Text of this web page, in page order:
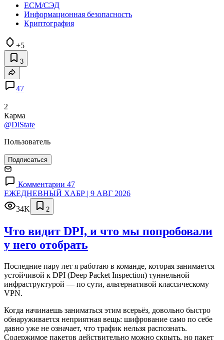
ECM/СЭД
Информационная безопасность
Криптография
+5
3
47
2
Карма
@DiState
Пользователь
Подписаться
Комментарии 47
ЕЖЕДНЕВНЫЙ ХАБР | 9 АВГ 2026
34K
2
Что видит DPI, и что мы попробовали
у него отобрать
Последние пару лет я работаю в команде, которая занимается
устойчивой к DPI (Deep Packet Inspection) туннельной
инфраструктурой — по сути, альтернативой классическому
VPN.
Когда начинаешь заниматься этим всерьёз, довольно быстро
обнаруживается неприятная вещь: шифрование само по себе
давно уже не означает, что трафик нельзя распознать.
Содержимое пакетов действительно можно скрыть, но пакет